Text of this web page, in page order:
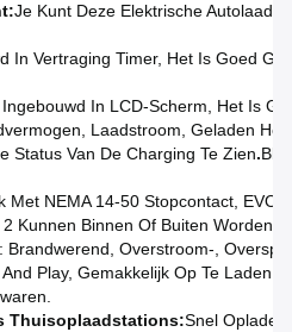
Je Kunt Deze Elektrische
In Vertraging Timer, Het Is Goed
In LCD-Scherm, Het Is
Laadstroom, Geladen
Status Van De Charging Te Zien.
Met NEMA 14-50 Stopcontact,
Kunnen Binnen Of Buiten Worden
Brandwerend, Overstroom-,
And Play, Gemakkelijk Op Te Laden
Thuisoplaadstations:Snel